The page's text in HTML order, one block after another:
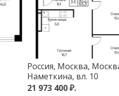
Россия, Москва,
Наметкина, вл. 10
21 973 400₽.